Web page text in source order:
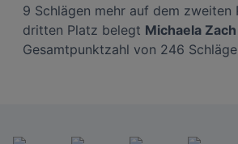
9 Schlägen mehr auf dem zweiten
dritten Platz belegt Michaela Zach
Gesamtpunktzahl von 246